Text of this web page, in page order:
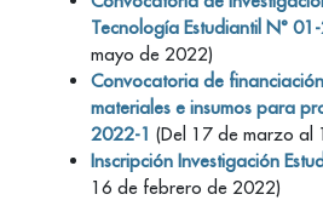
Tecnología Estudiantil N°
mayo de 2022)
Convocatoria de
materiales e insumos para
2022-1 (Del 17 de marzo al
Inscripción Investigación
16 de febrero de 2022)